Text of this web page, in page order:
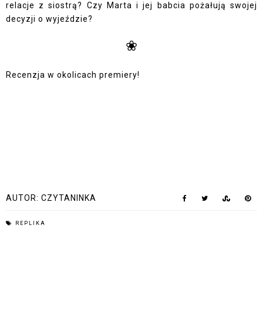
relacje z siostrą? Czy Marta i jej babcia pożałują swojej
decyzji o wyjeździe?
❀
Recenzja w okolicach premiery!
AUTOR: CZYTANINKA
REPLIKA